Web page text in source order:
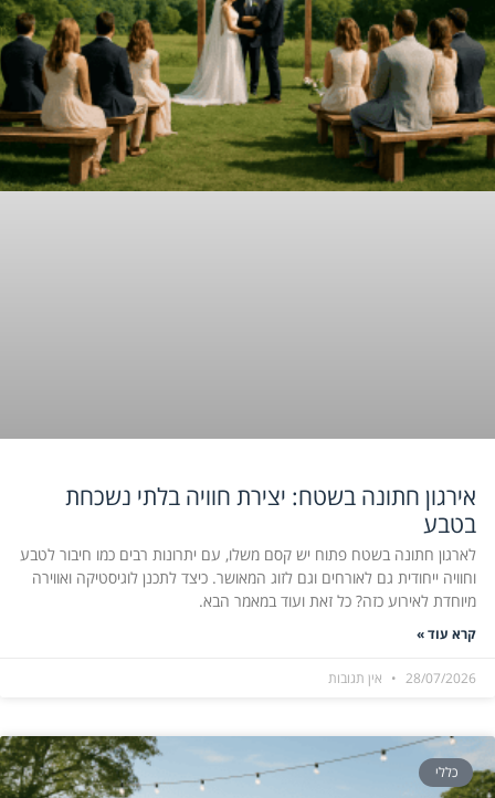
אירגון חתונה בשטח: יצירת חוויה בלתי נשכחת
בטבע
לארגון חתונה בשטח פתוח יש קסם משלו, עם יתרונות רבים כמו חיבור לטבע
וחוויה ייחודית גם לאורחים וגם לזוג המאושר. כיצד לתכנן לוגיסטיקה ואווירה
מיוחדת לאירוע כזה? כל זאת ועוד במאמר הבא.
קרא עוד »
28/07/2026 אין תגובות
כללי